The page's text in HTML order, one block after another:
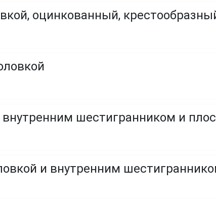
оцинкованный,
внутренним шестигранником и